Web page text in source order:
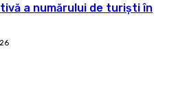
a numărului de turiști în